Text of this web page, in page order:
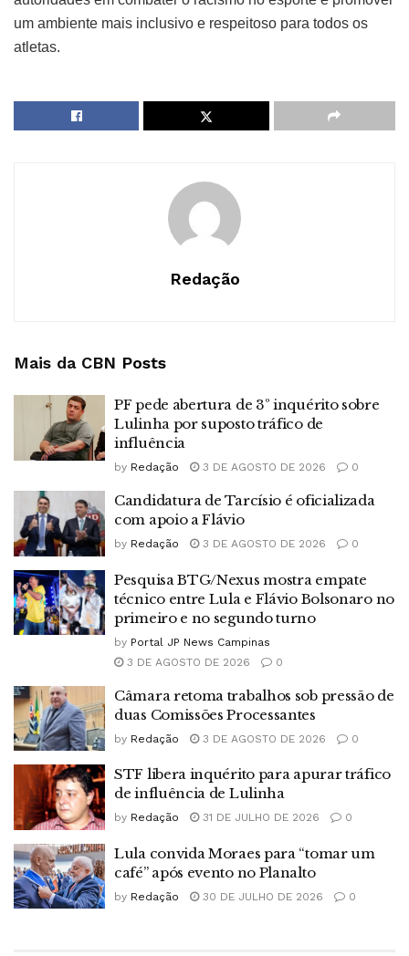
um ambiente mais inclusivo e respeitoso para todos os
atletas.
Redação
Mais da CBN Posts
PF pede abertura de 3º inquérito sobre
Lulinha por suposto tráfico de
influência
by Redação 3 DE AGOSTO DE 2026 0
Candidatura de Tarcísio é oficializada
com apoio a Flávio
by Redação 3 DE AGOSTO DE 2026 0
Pesquisa BTG/Nexus mostra empate
técnico entre Lula e Flávio Bolsonaro no
primeiro e no segundo turno
by Portal JP News Campinas
3 DE AGOSTO DE 2026
0
Câmara retoma trabalhos sob pressão de
duas Comissões Processantes
by Redação 3 DE AGOSTO DE 2026 0
STF libera inquérito para apurar tráfico
de influência de Lulinha
by Redação 31 DE JULHO DE 2026 0
Lula convida Moraes para “tomar um
café” após evento no Planalto
by Redação 30 DE JULHO DE 2026 0